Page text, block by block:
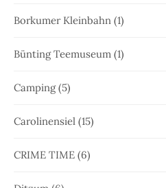
Borkumer Kleinbahn (1)
Bünting Teemuseum (1)
Camping(5)
Carolinensiel (15)
CRIME TIME (6)